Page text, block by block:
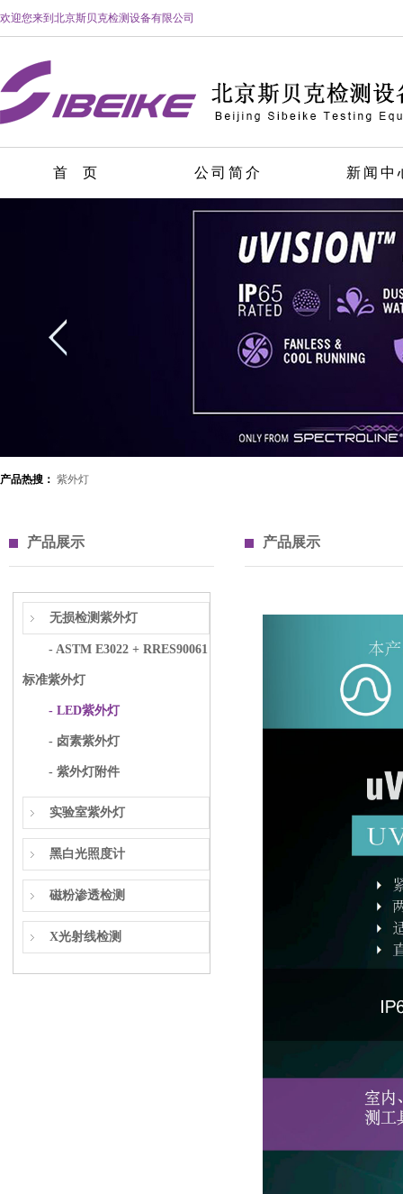
欢迎您来到北京斯贝克检测设备有限公司
首 页 公司简介 新闻中
产品热搜： 紫外灯
产品展示
无损检测紫外灯
- ASTM E3022 + RRES90061
标准紫外灯
- LED紫外灯
- 卤素紫外灯
- 紫外灯附件
实验室紫外灯
黑白光照度计
磁粉渗透检测
X光射线检测
产品展示